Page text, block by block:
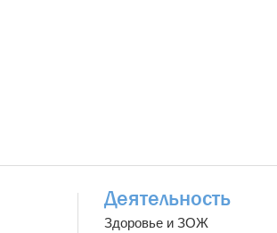
Деятельность
Здоровье и ЗОЖ